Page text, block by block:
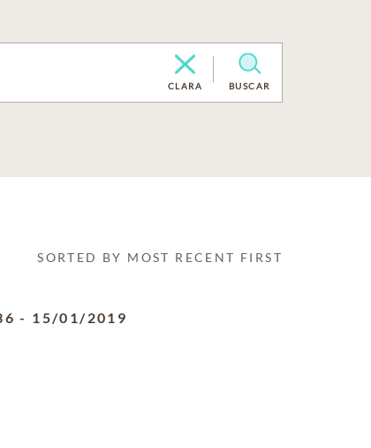
CLARA BUSCAR
SORTED BY MOST RECENT FIRST
- 15/01/2019